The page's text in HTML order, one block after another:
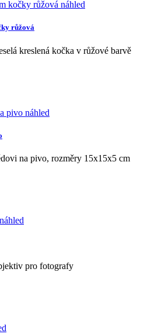
náhled
růžová
kreslená kočka v růžové barvě
náhled
na pivo, rozměry 15x15x5 cm
náhled
pro fotografy